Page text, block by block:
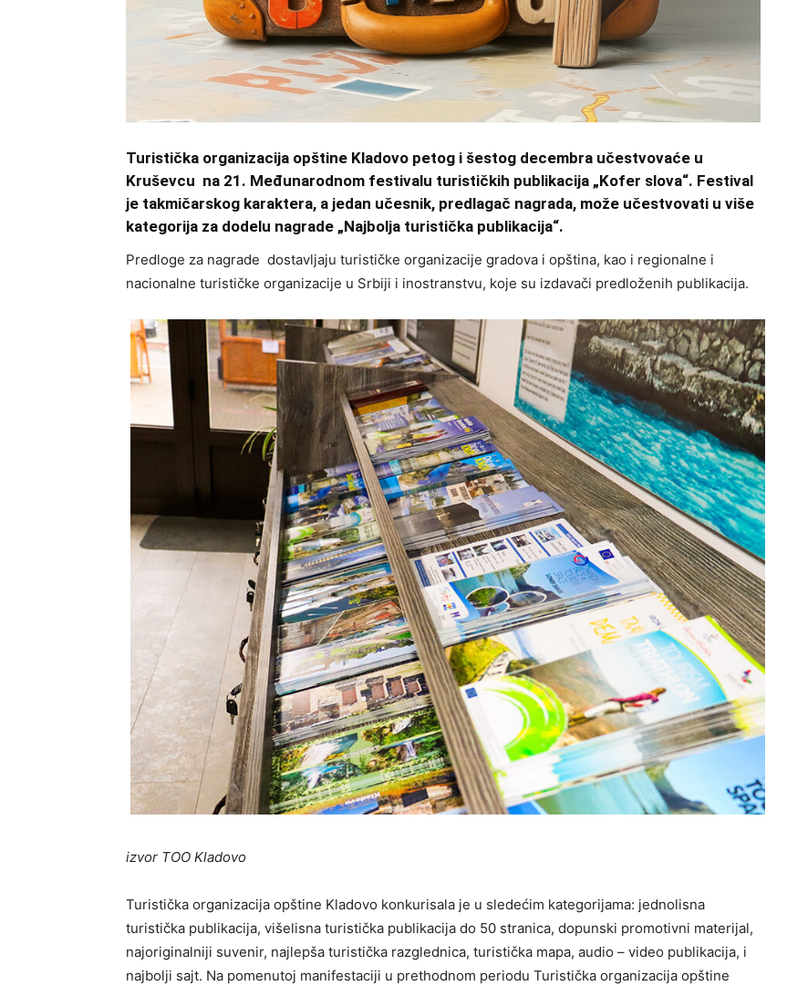
Turistička organizacija opštine Kladovo petog i šestog decembra učestvovaće u
Kruševcu na 21. Međunarodnom festivalu turističkih publikacija „Kofer slova“. Festival
je takmičarskog karaktera, a jedan učesnik, predlagač nagrada, može učestvovati u više
kategorija za dodelu nagrade „Najbolja turistička publikacija“.
Predloge za nagrade dostavljaju turističke organizacije gradova i opština, kao i regionalne i
nacionalne turističke organizacije u Srbiji i inostranstvu, koje su izdavači predloženih publikacija.
izvor TOO Kladovo
Turistička organizacija opštine Kladovo konkurisala je u sledećim kategorijama: jednolisna
turistička publikacija, višelisna turistička publikacija do 50 stranica, dopunski promotivni materijal,
najoriginalniji suvenir, najlepša turistička razglednica, turistička mapa, audio – video publikacija, i
najbolji sajt. Na pomenutoj manifestaciji u prethodnom periodu Turistička organizacija opštine